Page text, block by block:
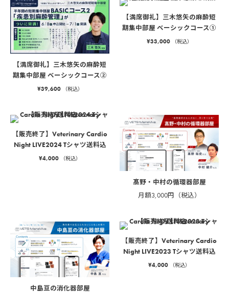
【満席御礼】三木悠矢の麻酔短
期集中部屋 ベーシックコース②
¥39,600 （税込）
【満席御礼】三木悠矢の麻酔短
期集中部屋 ベーシックコース①
¥33,000 （税込）
【販売終了】Veterinary Cardio
Night LIVE2024 Tシャツ送料込
¥4,000 （税込）
髙野・中村の循環器部屋
月額3,000円（税込）
中島亘の消化器部屋
【販売終了】Veterinary Cardio
Night LIVE2023 Tシャツ送料込
¥4,000 （税込）